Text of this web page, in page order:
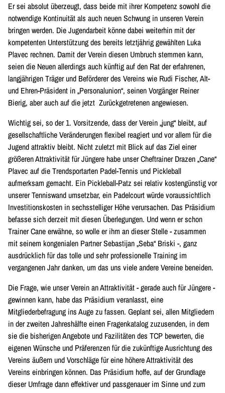
Er sei absolut überzeugt, dass beide mit ihrer Kompetenz sowohl die
notwendige Kontinuität als auch neuen Schwung in unseren Verein
bringen werden. Die Jugendarbeit könne dabei weiterhin mit der
kompetenten Unterstützung des bereits letztjährig gewählten Luka
Plavec rechnen. Damit der Verein diesen Umbruch stemmen kann,
seien die Neuen allerdings auch künftig auf den Rat der erfahrenen,
langjährigen Träger und Beförderer des Vereins wie Rudi Fischer, Alt-
und Ehren-Präsident in „Personalunion“, seinen Vorgänger Reiner
Bierig, aber auch auf die jetzt Zurückgetretenen angewiesen.
Wichtig sei, so der 1. Vorsitzende, dass der Verein „jung“ bleibt, auf
gesellschaftliche Veränderungen flexibel reagiert und vor allem für die
Jugend attraktiv bleibt. Nicht zuletzt mit Blick auf das Ziel einer
größeren Attraktivität für Jüngere habe unser Cheftrainer Drazen „Cane“
Plavec auf die Trendsportarten Padel-Tennis und Pickleball
aufmerksam gemacht. Ein Pickleball-Patz sei relativ kostengünstig vor
unserer Tenniswand umsetzbar, ein Padelcourt würde voraussichtlich
Investitionskosten in sechsstelliger Höhe verursachen. Das Präsidium
befasse sich derzeit mit diesen Überlegungen. Und wenn er schon
Trainer Cane erwähne, so wolle er ihm an dieser Stelle - zusammen
mit seinem kongenialen Partner Sebastijan „Seba“ Briski -, ganz
ausdrücklich für das tolle und sehr professionelle Training im
vergangenen Jahr danken, um das uns viele andere Vereine beneiden.
Die Frage, wie unser Verein an Attraktivität - gerade auch für Jüngere -
gewinnen kann, habe das Präsidium veranlasst, eine
Mitgliederbefragung ins Auge zu fassen. Geplant sei, allen Mitgliedern
in der zweiten Jahreshälfte einen Fragenkatalog zuzusenden, in dem
sie die bisherigen Angebote und Fazilitäten des TCP bewerten, die
eigenen Wünsche und Präferenzen für die zukünftige Ausrichtung des
Vereins äußern und Vorschläge für eine höhere Attraktivität des
Vereins einbringen können. Das Präsidium hoffe, auf der Grundlage
dieser Umfrage dann effektiver und passgenauer im Sinne und zum